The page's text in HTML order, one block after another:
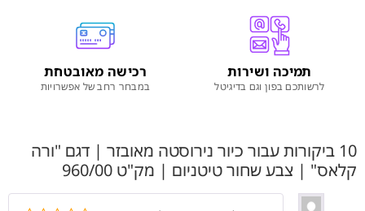
תמיכה ושירות
לרשותכם בפון וגם בדיגיטל
רכישה מאובטחת
במבחר רחב של אפשרויות
10 ביקורות עבור
כיור נירוסטה מאובזר | דגם "ורה
קלאס" | צבע שחור טיטניום | מק"ט 960/00